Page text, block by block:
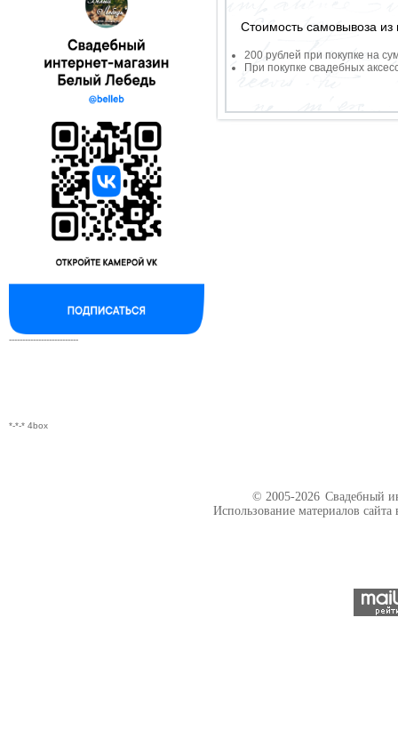
--------------------------
*-*-* 4box
Стоимость самовывоза из
200 рублей при покупке на
При покупке свадебных
© 2005-2026 Свадебный
Использование материалов